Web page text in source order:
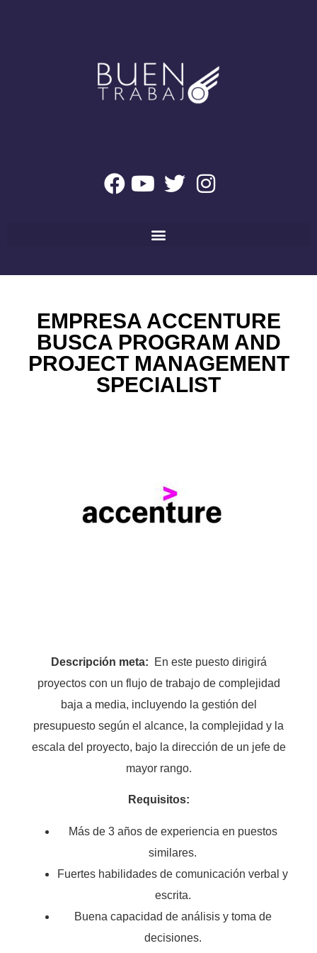
EMPRESA ACCENTURE
BUSCA PROGRAM AND
PROJECT MANAGEMENT
SPECIALIST
Descripción meta:
En este puesto dirigirá
proyectos con un flujo de trabajo de complejidad
baja a media, incluyendo la gestión del
presupuesto según el alcance, la complejidad y la
escala del proyecto, bajo la dirección de un jefe de
mayor rango.
Requisitos:
Más de 3 años de experiencia en puestos
similares.
Fuertes habilidades de comunicación verbal y
escrita.
Buena capacidad de análisis y toma de
decisiones.